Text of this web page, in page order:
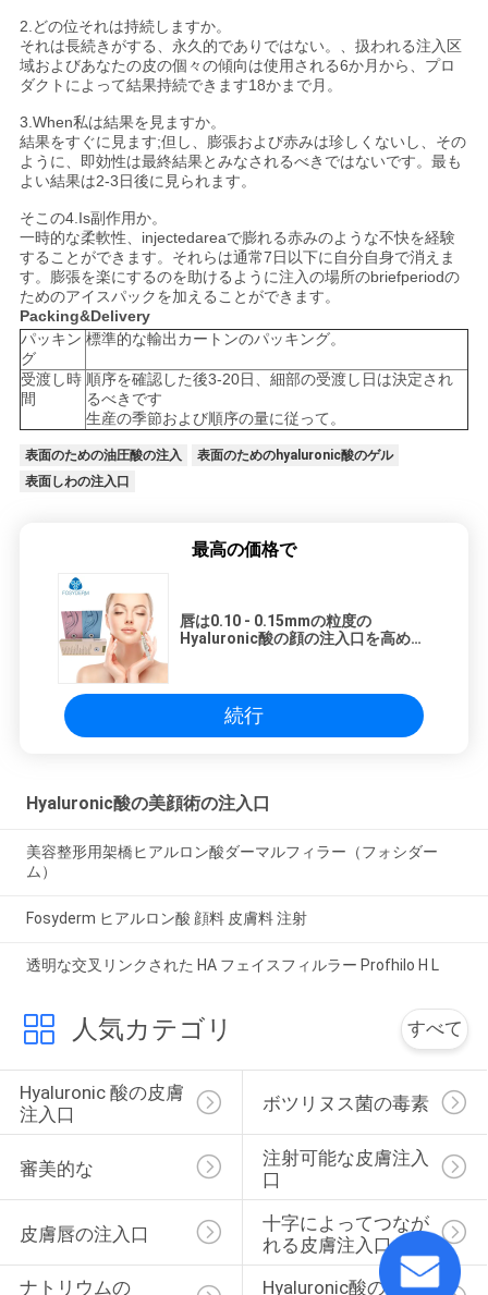
2.どの位それは持続しますか。
それは長続きがする、永久的でありではない。、扱われる注入区
域およびあなたの皮の個々の傾向は使用される6か月から、プロ
ダクトによって結果持続できます18かまで月。
3.When私は結果を見ますか。
結果をすぐに見ます;但し、膨張および赤みは珍しくないし、その
ように、即効性は最終結果とみなされるべきではないです。最も
よい結果は2-3日後に見られます。
そこの4.Is副作用か。
一時的な柔軟性、injectedareaで膨れる赤みのような不快を経験
することができます。それらは通常7日以下に自分自身で消えま
す。膨張を楽にするのを助けるように注入の場所のbriefperiodの
ためのアイスパックを加えることができます。
Packing&Delivery
パッキン
グ
標準的な輸出カートンのパッキング。
受渡し時
間
順序を確認した後3-20日、細部の受渡し日は決定され
るべきです
生産の季節および順序の量に従って。
表面のための油圧酸の注入
表面のためのhyaluronic酸のゲル
表面しわの注入口
最高の価格で
唇は0.10 - 0.15mmの粒度の
Hyaluronic酸の顔の注入口を高めま
続行
Hyaluronic酸の美顔術の注入口
美容整形用架橋ヒアルロン酸ダーマルフィラー（フォシダー
ム）
Fosyderm ヒアルロン酸 顔料 皮膚料 注射
透明な交叉リンクされた HA フェイスフィルラー Profhilo H L
人気カテゴリ すべて
Hyaluronic 酸の皮膚
注入口
ボツリヌス菌の毒素
審美的な
注射可能な皮膚注入
口
皮膚唇の注入口
十字によってつなが
れる皮膚注入口
ナトリウムの
Hyaluronic酸の美顔